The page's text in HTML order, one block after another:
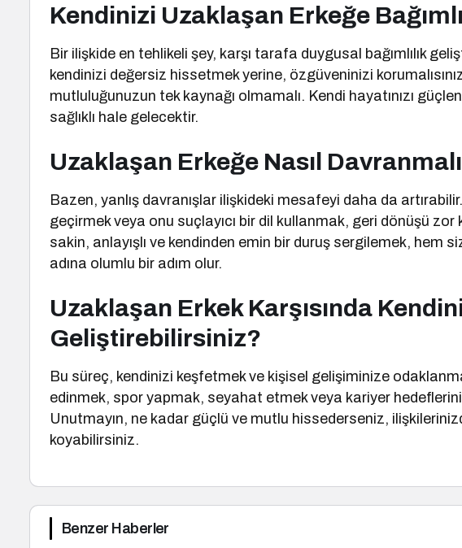
Kendinizi Uzaklaşan Erkeğe
Bir ilişkide en tehlikeli şey, karşı tarafa duygusal bağımlılık
kendinizi değersiz hissetmek yerine, özgüveninizi
mutluluğunuzun tek kaynağı olmamalı. Kendi hayatınızı
sağlıklı hale gelecektir.
Uzaklaşan Erkeğe Nasıl
Bazen, yanlış davranışlar ilişkideki mesafeyi daha da
geçirmek veya onu suçlayıcı bir dil kullanmak, geri dönüşü zor
sakin, anlayışlı ve kendinden emin bir duruş sergilemek, hem
adına olumlu bir adım olur.
Uzaklaşan Erkek Karşısında
Geliştirebilirsiniz?
Bu süreç, kendinizi keşfetmek ve kişisel gelişiminize
edinmek, spor yapmak, seyahat etmek veya kariyer
Unutmayın, ne kadar güçlü ve mutlu hissederseniz,
koyabilirsiniz.
Benzer Haberler